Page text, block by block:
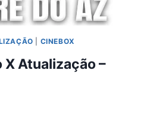
CINEBOX
Atualização –